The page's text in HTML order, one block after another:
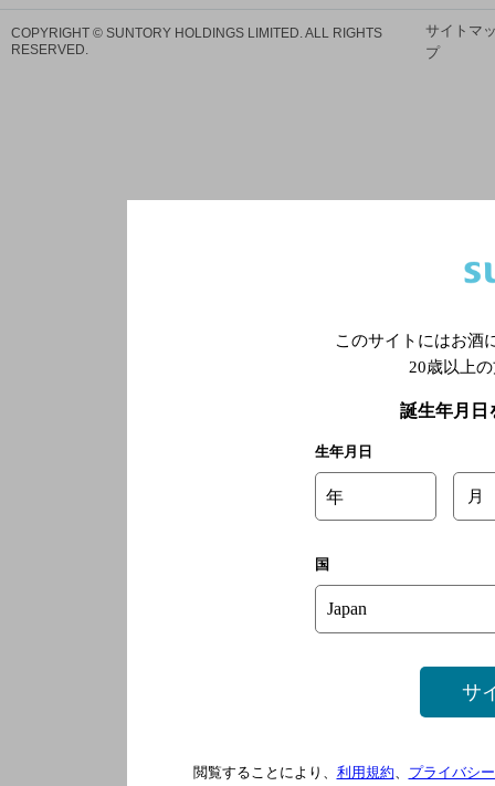
COPYRIGHT © SUNTORY HOLDINGS LIMITED.ALL RIGHTS
RESERVED.
サイトマ
プ
このサイトにはお酒
20歳以上
誕生年月日
生年月日
年 月
国
サ
閲覧することにより、 利用規約 プライバシ